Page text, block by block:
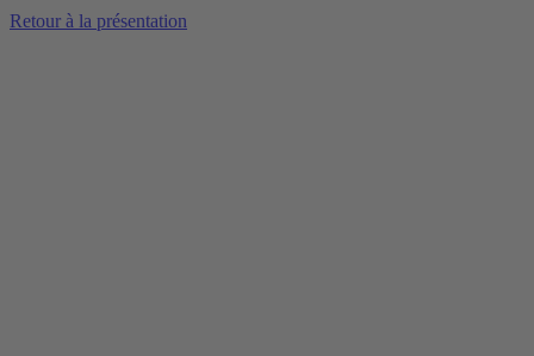
Retour à la présentation